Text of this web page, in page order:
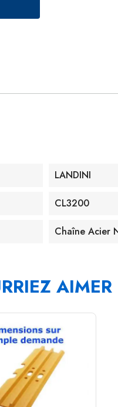
LANDINI
CL3200
Chaîne Acier
AIMER